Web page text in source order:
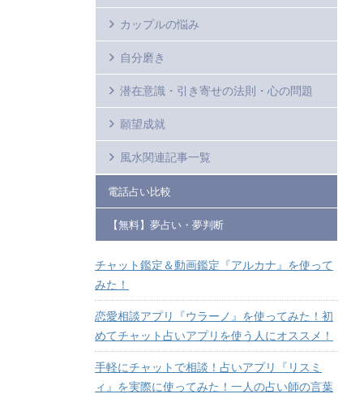
カップルの悩み
自分磨き
潜在意識・引き寄せの法則・心の問題
願望成就
風水関連記事一覧
電話占い比較
【無料】夢占い・夢判断
チャット鑑定＆動画鑑定『アルカナ』を使って
みた！
恋愛相談アプリ『ウラーノ』を使ってみた！初
めてチャット占いアプリを使う人にオススメ！
手軽にチャットで相談！占いアプリ『リスミ
ィ』を実際に使ってみた！一人の占い師の言葉